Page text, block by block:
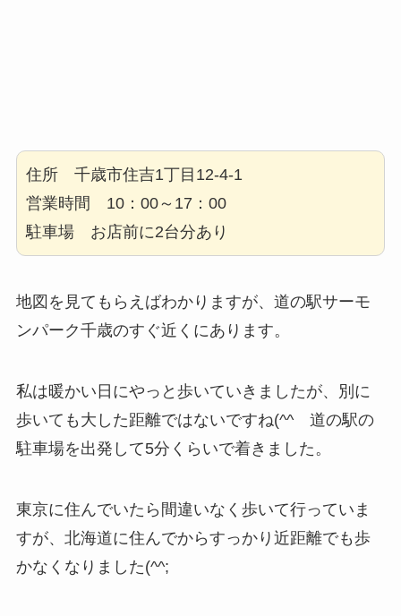
住所 千歳市住吉1丁目12-4-1
営業時間 10：00～17：00
駐車場 お店前に2台分あり
地図を見てもらえばわかりますが、道の駅サーモ
ンパーク千歳のすぐ近くにあります。
私は暖かい日にやっと歩いていきましたが、別に
歩いても大した距離ではないですね(^^ゞ道の駅の
駐車場を出発して5分くらいで着きました。
東京に住んでいたら間違いなく歩いて行っていま
すが、北海道に住んでからすっかり近距離でも歩
かなくなりました(^^;